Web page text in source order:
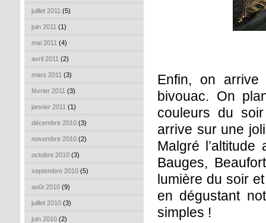
juillet 2011 (5)
juin 2011 (1)
mai 2011 (4)
avril 2011 (2)
mars 2011 (3)
février 2011 (3)
janvier 2011 (1)
décembre 2010 (3)
novembre 2010 (2)
octobre 2010 (3)
septembre 2010 (5)
août 2010 (9)
juillet 2010 (3)
juin 2010 (2)
Enfin, on
bivouac. On
couleurs du
arrive sur une
Malgré
Bauges,
lumière du soir
en dégustant
simples !